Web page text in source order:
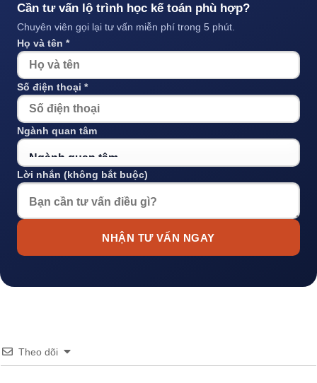
Cần tư vấn lộ trình học kế toán phù hợp?
Chuyên viên gọi lại tư vấn miễn phí trong 5 phút.
Họ và tên *
Số điện thoại *
Ngành quan tâm
Lời nhắn (không bắt buộc)
NHẬN TƯ VẤN NGAY
Theo dõi